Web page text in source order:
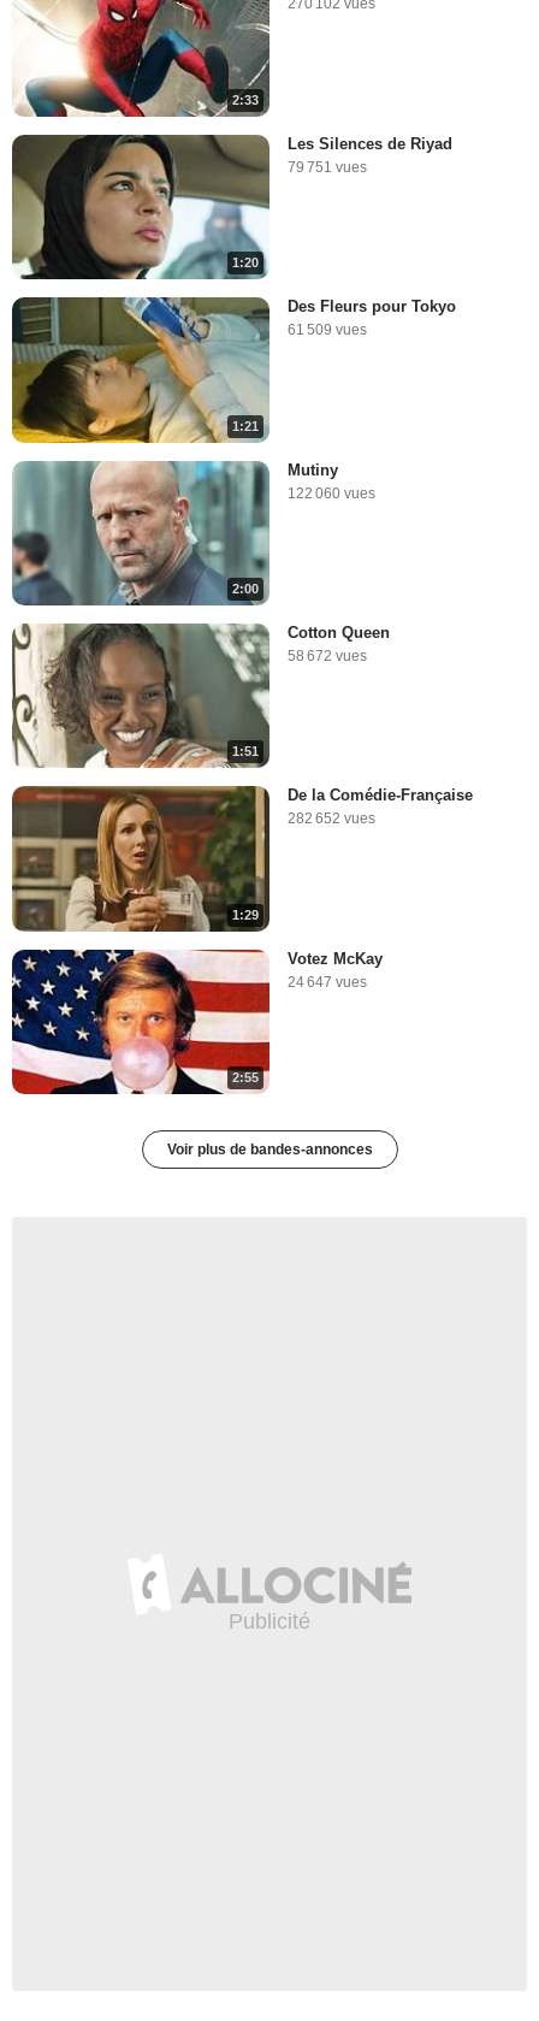
2:33
270 102 vues
1:20
Les Silences de Riyad
79 751 vues
1:21
Des Fleurs pour Tokyo
61 509 vues
2:00
Mutiny
122 060 vues
1:51
Cotton Queen
58 672 vues
1:29
De la Comédie-Française
282 652 vues
2:55
Votez McKay
24 647 vues
Voir plus de bandes-annonces